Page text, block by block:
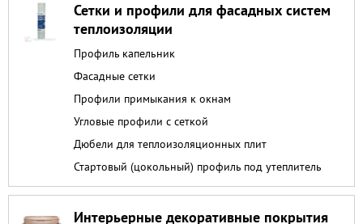
Сетки и профили для фасадных систем
теплоизоляции
Профиль капельник
Фасадные сетки
Профили примыкания к окнам
Угловые профили с сеткой
Дюбели для теплоизоляционных плит
Стартовый (цокольный) профиль под утеплитель
Интерьерные декоративные покрытия